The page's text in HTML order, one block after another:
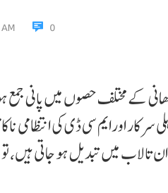
0
کے مختلف حصوں میں پانی جمع
اورایم سی ڈی کی انتظا می
میں تبدیل ہو جاتی ہیں، تو